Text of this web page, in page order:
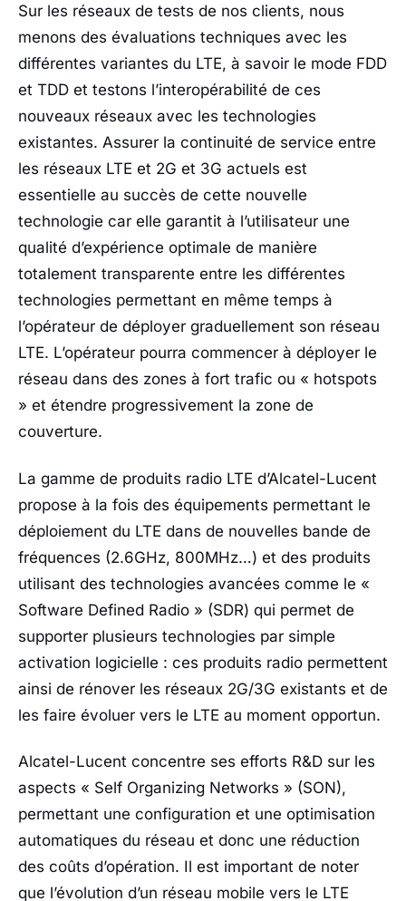
Sur les réseaux de tests de nos clients, nous
menons des évaluations techniques avec les
différentes variantes du LTE, à savoir le mode FDD
et TDD et testons l’interopérabilité de ces
nouveaux réseaux avec les technologies
existantes. Assurer la continuité de service entre
les réseaux LTE et 2G et 3G actuels est
essentielle au succès de cette nouvelle
technologie car elle garantit à l’utilisateur une
qualité d’expérience optimale de manière
totalement transparente entre les différentes
technologies permettant en même temps à
l’opérateur de déployer graduellement son réseau
LTE. L’opérateur pourra commencer à déployer le
réseau dans des zones à fort trafic ou « hotspots
» et étendre progressivement la zone de
couverture.
La gamme de produits radio LTE d’Alcatel-Lucent
propose à la fois des équipements permettant le
déploiement du LTE dans de nouvelles bande de
fréquences (2.6GHz, 800MHz…) et des produits
utilisant des technologies avancées comme le «
Software Defined Radio » (SDR) qui permet de
supporter plusieurs technologies par simple
activation logicielle : ces produits radio permettent
ainsi de rénover les réseaux 2G/3G existants et de
les faire évoluer vers le LTE au moment opportun.
Alcatel-Lucent concentre ses efforts R&D sur les
aspects « Self Organizing Networks » (SON),
permettant une configuration et une optimisation
automatiques du réseau et donc une réduction
des coûts d’opération. Il est important de noter
que l’évolution d’un réseau mobile vers le LTE